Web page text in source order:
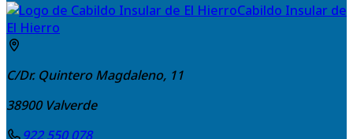
Cabildo Insular de
El Hierro
C/Dr. Quintero Magdaleno, 11
38900 Valverde
922 550 078